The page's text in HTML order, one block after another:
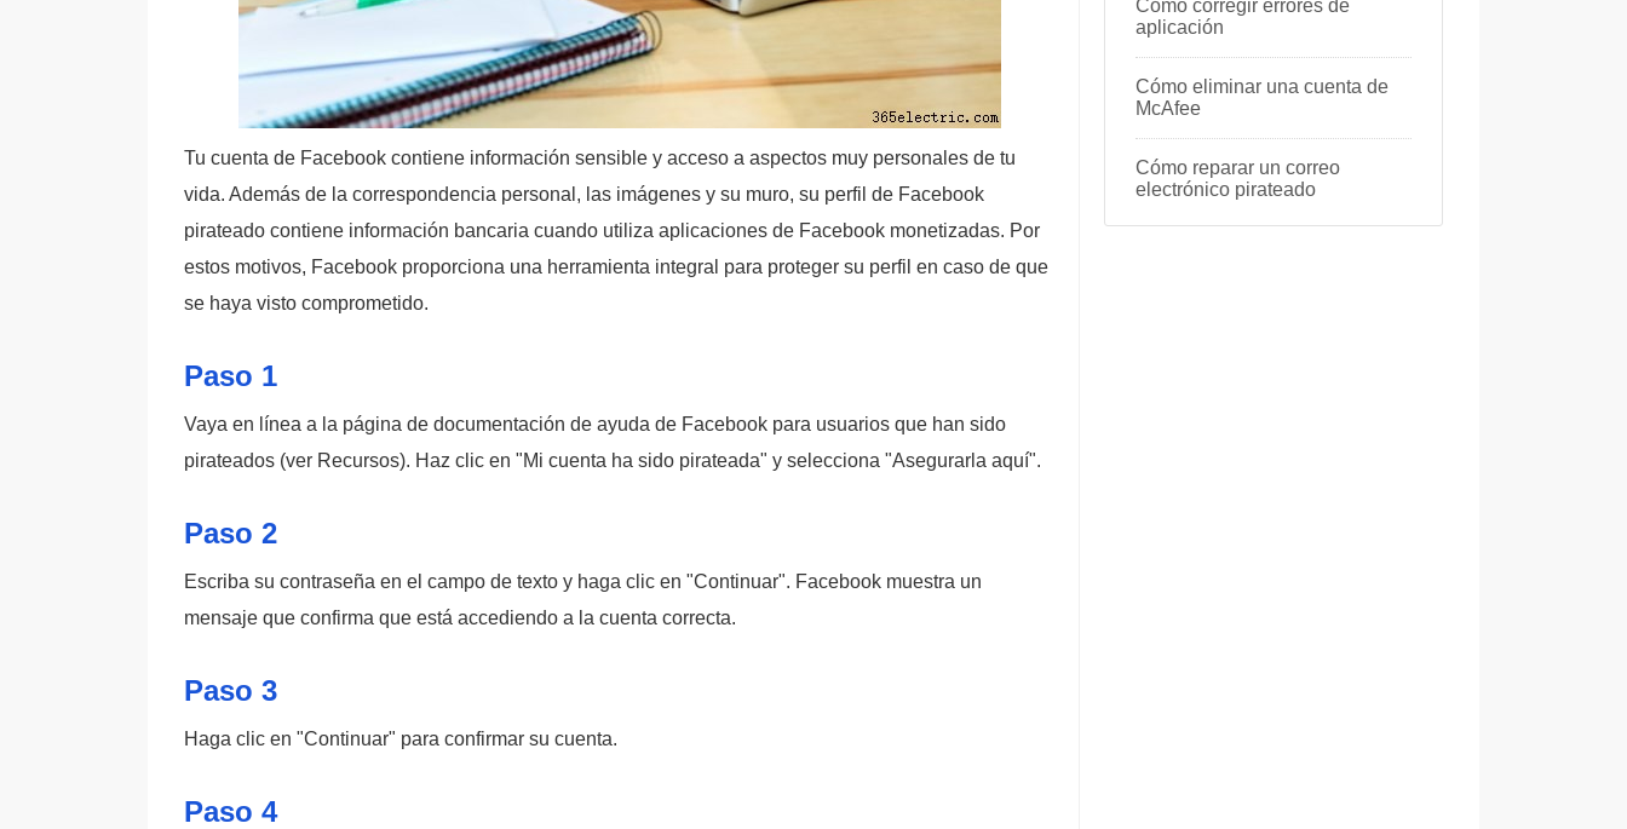
Tu cuenta de Facebook contiene información sensible y acceso a aspectos muy personales de tu
vida. Además de la correspondencia personal, las imágenes y su muro, su perfil de Facebook
pirateado contiene información bancaria cuando utiliza aplicaciones de Facebook monetizadas. Por
estos motivos, Facebook proporciona una herramienta integral para proteger su perfil en caso de que
se haya visto comprometido.
Paso 1
Vaya en línea a la página de documentación de ayuda de Facebook para usuarios que han sido
pirateados (ver Recursos). Haz clic en "Mi cuenta ha sido pirateada" y selecciona "Asegurarla aquí".
Paso 2
Escriba su contraseña en el campo de texto y haga clic en "Continuar". Facebook muestra un
mensaje que confirma que está accediendo a la cuenta correcta.
Paso 3
Haga clic en "Continuar" para confirmar su cuenta.
Paso 4
Cómo corregir errores de
aplicación
Cómo eliminar una cuenta de
McAfee
Cómo reparar un correo
electrónico pirateado